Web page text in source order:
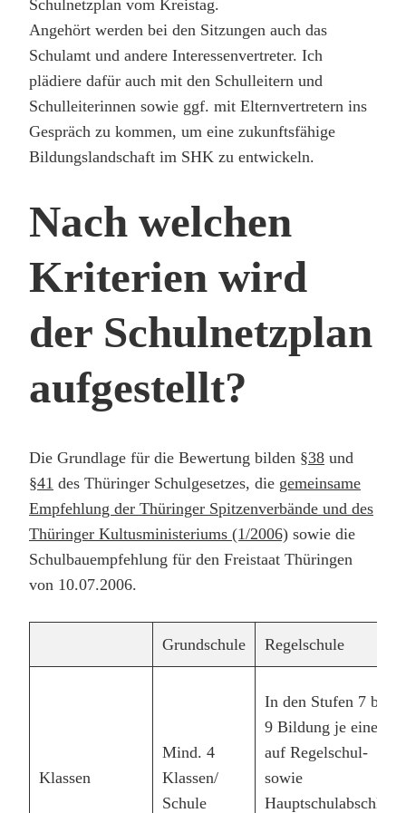
Schulnetzplan vom Kreistag.
Angehört werden bei den Sitzungen auch das
Schulamt und andere Interessenvertreter. Ich
plädiere dafür auch mit den Schulleitern und
Schulleiterinnen sowie ggf. mit Elternvertretern ins
Gespräch zu kommen, um eine zukunftsfähige
Bildungslandschaft im SHK zu entwickeln.
Nach welchen
Kriterien wird
der Schulnetzplan
aufgestellt?
Die Grundlage für die Bewertung bilden §38 und
§41 des Thüringer Schulgesetzes, die gemeinsame
Empfehlung der Thüringer Spitzenverbände und des
Thüringer Kultusministeriums (1/2006) sowie die
Schulbauempfehlung für den Freistaat Thüringen
von 10.07.2006.
Grundschule Regelschule
Klassen
Mind. 4
Klassen/
Schule
In den Stufen 7 bis
9 Bildung je einer
auf Regelschul-
sowie
Hauptschulabschluss